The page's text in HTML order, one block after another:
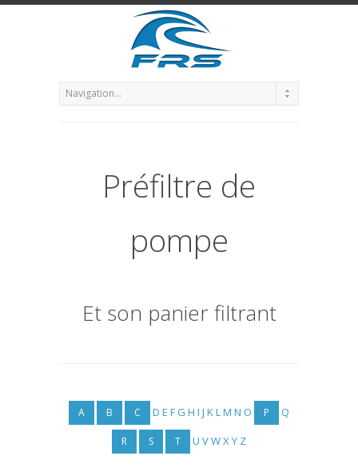
Préfiltre de
pompe
Et son panier filtrant
A B C D E F G H I J KLM N O P Q
R S T U VWXY Z